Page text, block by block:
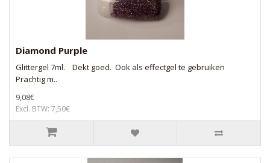
Diamond Purple
Glittergel 7ml. Dekt goed. Ook als effectgel te gebruiken
Prachtig m..
9,08€
Excl. BTW: 7,50€